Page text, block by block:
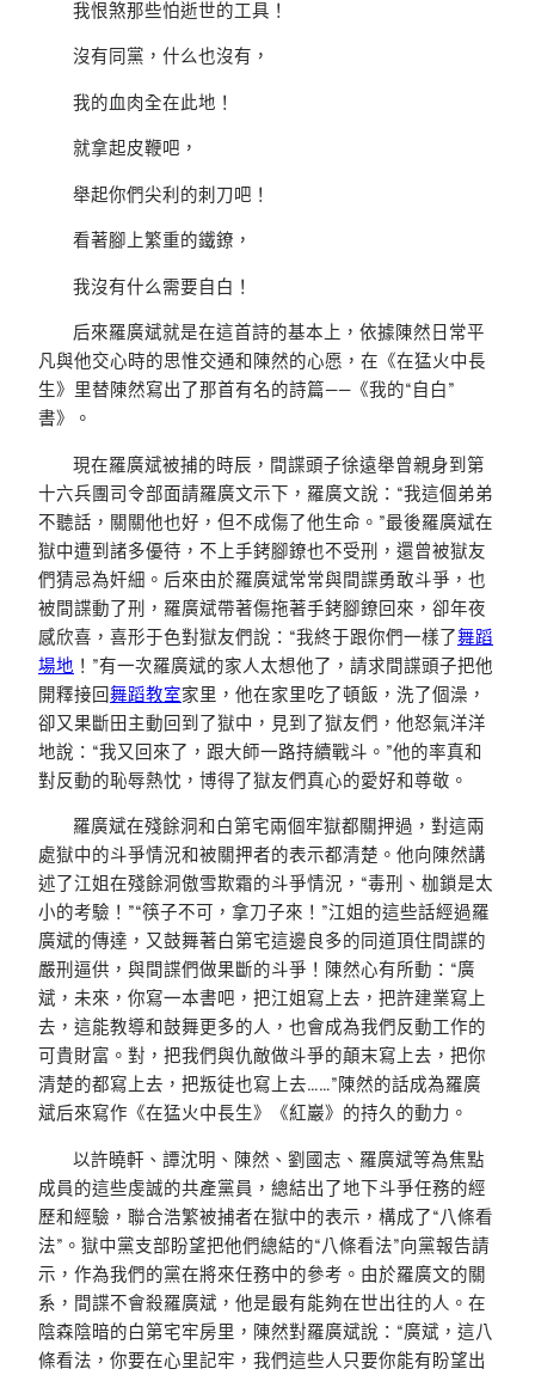
我恨煞那些怕逝世的工具！
沒有同黨，什么也沒有，
我的血肉全在此地！
就拿起皮鞭吧，
舉起你們尖利的刺刀吧！
看著腳上繁重的鐵鐐，
我沒有什么需要自白！
后來羅廣斌就是在這首詩的基本上，依據陳然日常平
凡與他交心時的思惟交通和陳然的心愿，在《在猛火中長
生》里替陳然寫出了那首有名的詩篇——《我的“自白”
書》。
現在羅廣斌被捕的時辰，間諜頭子徐遠舉曾親身到第
十六兵團司令部面請羅廣文示下，羅廣文說：“我這個弟弟
不聽話，關關他也好，但不成傷了他生命。”最後羅廣斌在
獄中遭到諸多優待，不上手銬腳鐐也不受刑，還曾被獄友
們猜忌為奸細。后來由於羅廣斌常常與間諜勇敢斗爭，也
被間諜動了刑，羅廣斌帶著傷拖著手銬腳鐐回來，卻年夜
感欣喜，喜形于色對獄友們說：“我終于跟你們一樣了舞蹈
場地 ！”有一次羅廣斌的家人太想他了，請求間諜頭子把他
開釋接回舞蹈教室家里，他在家里吃了頓飯，洗了個澡，
卻又果斷田主動回到了獄中，見到了獄友們，他怒氣洋洋
地說：“我又回來了，跟大師一路持續戰斗。”他的率真和
對反動的恥辱熱忱，博得了獄友們真心的愛好和尊敬。
羅廣斌在殘餘洞和白第宅兩個牢獄都關押過，對這兩
處獄中的斗爭情況和被關押者的表示都清楚。他向陳然講
述了江姐在殘餘洞傲雪欺霜的斗爭情況，“毒刑、枷鎖是太
小的考驗！”“筷子不可，拿刀子來！”江姐的這些話經過羅
廣斌的傳達，又鼓舞著白第宅這邊良多的同道頂住間諜的
嚴刑逼供，與間諜們做果斷的斗爭！陳然心有所動：“廣
斌，未來，你寫一本書吧，把江姐寫上去，把許建業寫上
去，這能教導和鼓舞更多的人，也會成為我們反動工作的
可貴財富。對，把我們與仇敵做斗爭的顛末寫上去，把你
清楚的都寫上去，把叛徒也寫上去……”陳然的話成為羅廣
斌后來寫作《在猛火中長生》《紅巖》的持久的動力。
以許曉軒、譚沈明、陳然、劉國志、羅廣斌等為焦點
成員的這些虔誠的共產黨員，總結出了地下斗爭任務的經
歷和經驗，聯合浩繁被捕者在獄中的表示，構成了“八條看
法”。獄中黨支部盼望把他們總結的“八條看法”向黨報告請
示，作為我們的黨在將來任務中的參考。由於羅廣文的關
系，間諜不會殺羅廣斌，他是最有能夠在世出往的人。在
陰森陰暗的白第宅牢房里，陳然對羅廣斌說：“廣斌，這八
條看法，你要在心里記牢，我們這些人只要你能有盼望出